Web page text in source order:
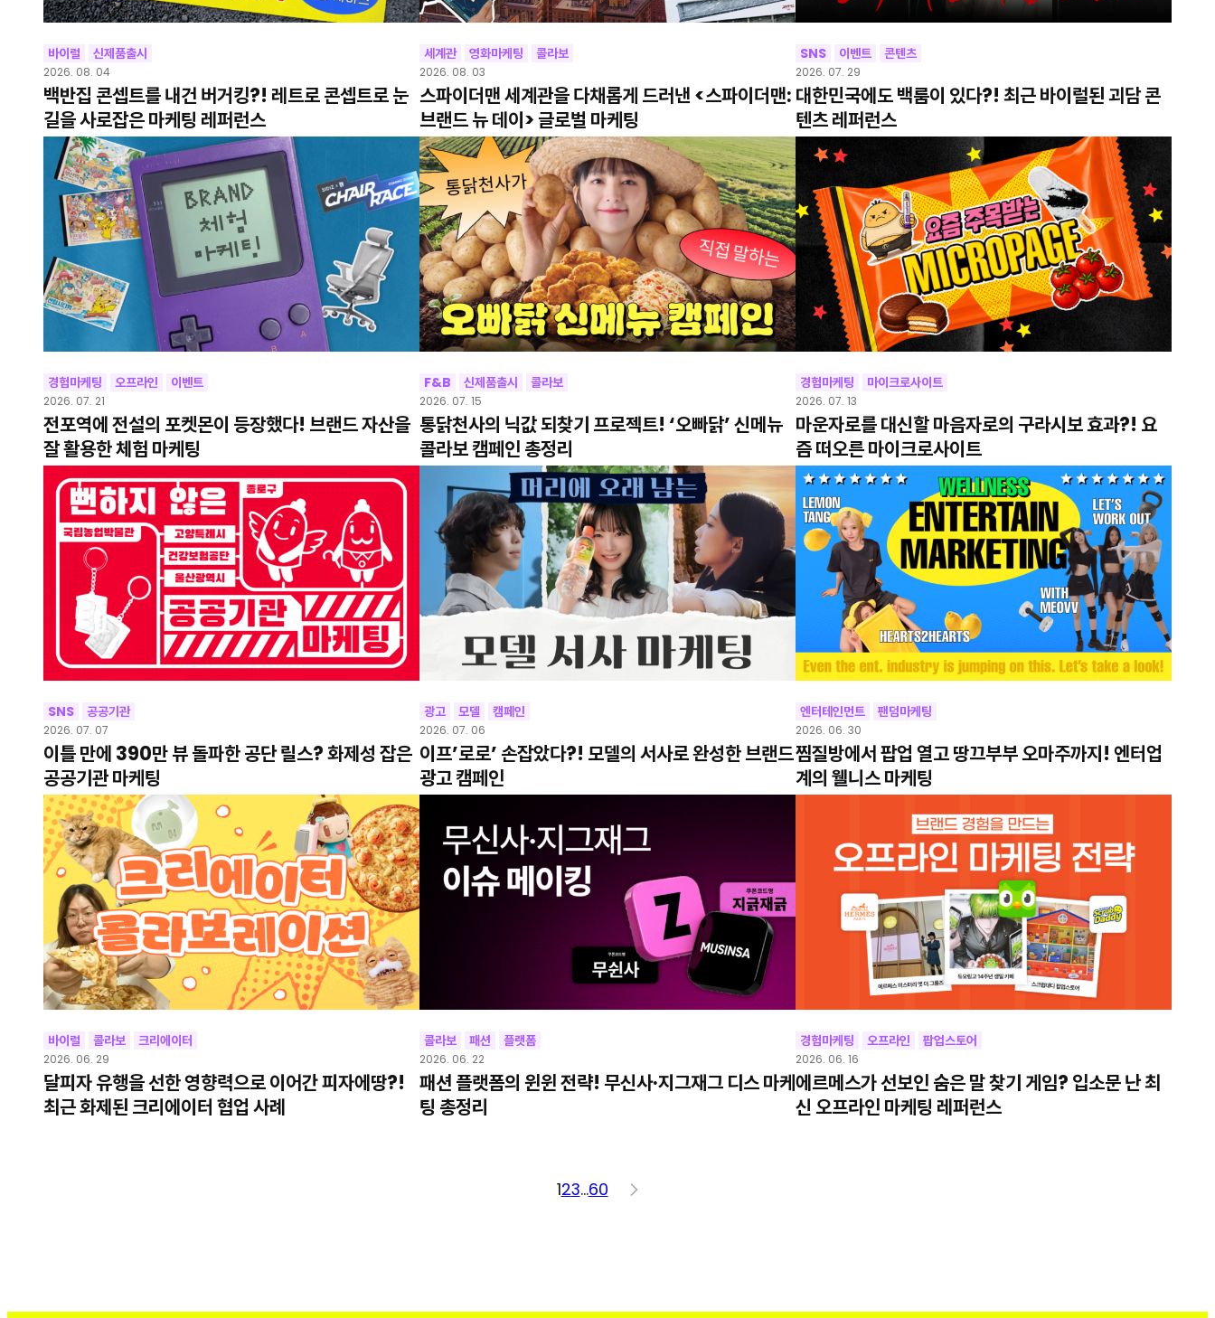
바이럴 신제품출시
2026. 08. 04
백반집 콘셉트를 내건 버거킹?! 레트로 콘셉트로 눈
길을 사로잡은 마케팅 레퍼런스
세계관 영화마케팅 콜라보
2026. 08. 03
스파이더맨 세계관을 다채롭게 드러낸 <스파이더맨:
브랜드 뉴 데이> 글로벌 마케팅
SNS 이벤트 콘텐츠
2026. 07. 29
대한민국에도 백룸이 있다?! 최근 바이럴된 괴담 콘
텐츠 레퍼런스
경험마케팅 오프라인 이벤트
2026. 07. 21
전포역에 전설의 포켓몬이 등장했다! 브랜드 자산을
잘 활용한 체험 마케팅
F&B 신제품출시 콜라보
2026. 07. 15
통닭천사의 닉값 되찾기 프로젝트! ‘오빠닭’ 신메뉴
콜라보 캠페인 총정리
경험마케팅 마이크로사이트
2026. 07. 13
마운자로를 대신할 마음자로의 구라시보 효과?! 요
즘 떠오른 마이크로사이트
SNS 공공기관
2026. 07. 07
이틀 만에 390만 뷰 돌파한 공단 릴스? 화제성 잡은
공공기관 마케팅
광고 모델 캠페인
2026. 07. 06
이프’로로’ 손잡았다?! 모델의 서사로 완성한 브랜드
광고 캠페인
엔터테인먼트 팬덤마케팅
2026. 06. 30
찜질방에서 팝업 열고 땅끄부부 오마주까지! 엔터업
계의 웰니스 마케팅
바이럴 콜라보 크리에이터
2026. 06. 29
달피자 유행을 선한 영향력으로 이어간 피자에땅?!
최근 화제된 크리에이터 협업 사례
콜라보 패션 플랫폼
2026. 06. 22
패션 플랫폼의 윈윈 전략! 무신사·지그재그 디스 마케
팅 총정리
경험마케팅 오프라인 팝업스토어
2026. 06. 16
에르메스가 선보인 숨은 말 찾기 게임? 입소문 난 최
신 오프라인 마케팅 레퍼런스
123…60 >